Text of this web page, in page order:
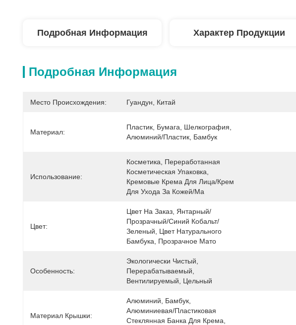
Подробная Информация Характер Продукции
Подробная Информация
Место Происхождения: Гуандун, Китай
Материал:
Пластик, Бумага, Шелкография,
Алюминий/пластик, Бамбук
Использование:
Косметика, Переработанная
Косметическая Упаковка,
Кремовые Крема Для Лица/крем
Для Ухода За Кожей/Ма
Цвет:
Цвет На Заказ, Янтарный/
Прозрачный/синий Кобальт/
Зеленый, Цвет Натурального
Бамбука, Прозрачное Мато
Особенность:
Экологически Чистый,
Перерабатываемый,
Вентилируемый, Цельный
Материал Крышки:
Алюминий, Бамбук,
Алюминиевая/пластиковая
Стеклянная Банка Для Крема,